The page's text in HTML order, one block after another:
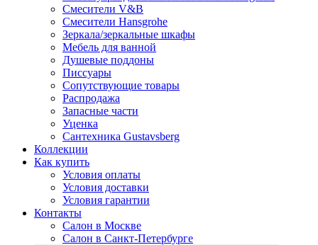
Смесители V&B
Смесители Hansgrohe
Зеркала/зеркальные шкафы
Мебель для ванной
Душевые поддоны
Писсуары
Сопутствующие товары
Распродажа
Запасные части
Уценка
Сантехника Gustavsberg
Коллекции
Как купить
Условия оплаты
Условия доставки
Условия гарантии
Контакты
Салон в Москве
Салон в Санкт-Петербурге